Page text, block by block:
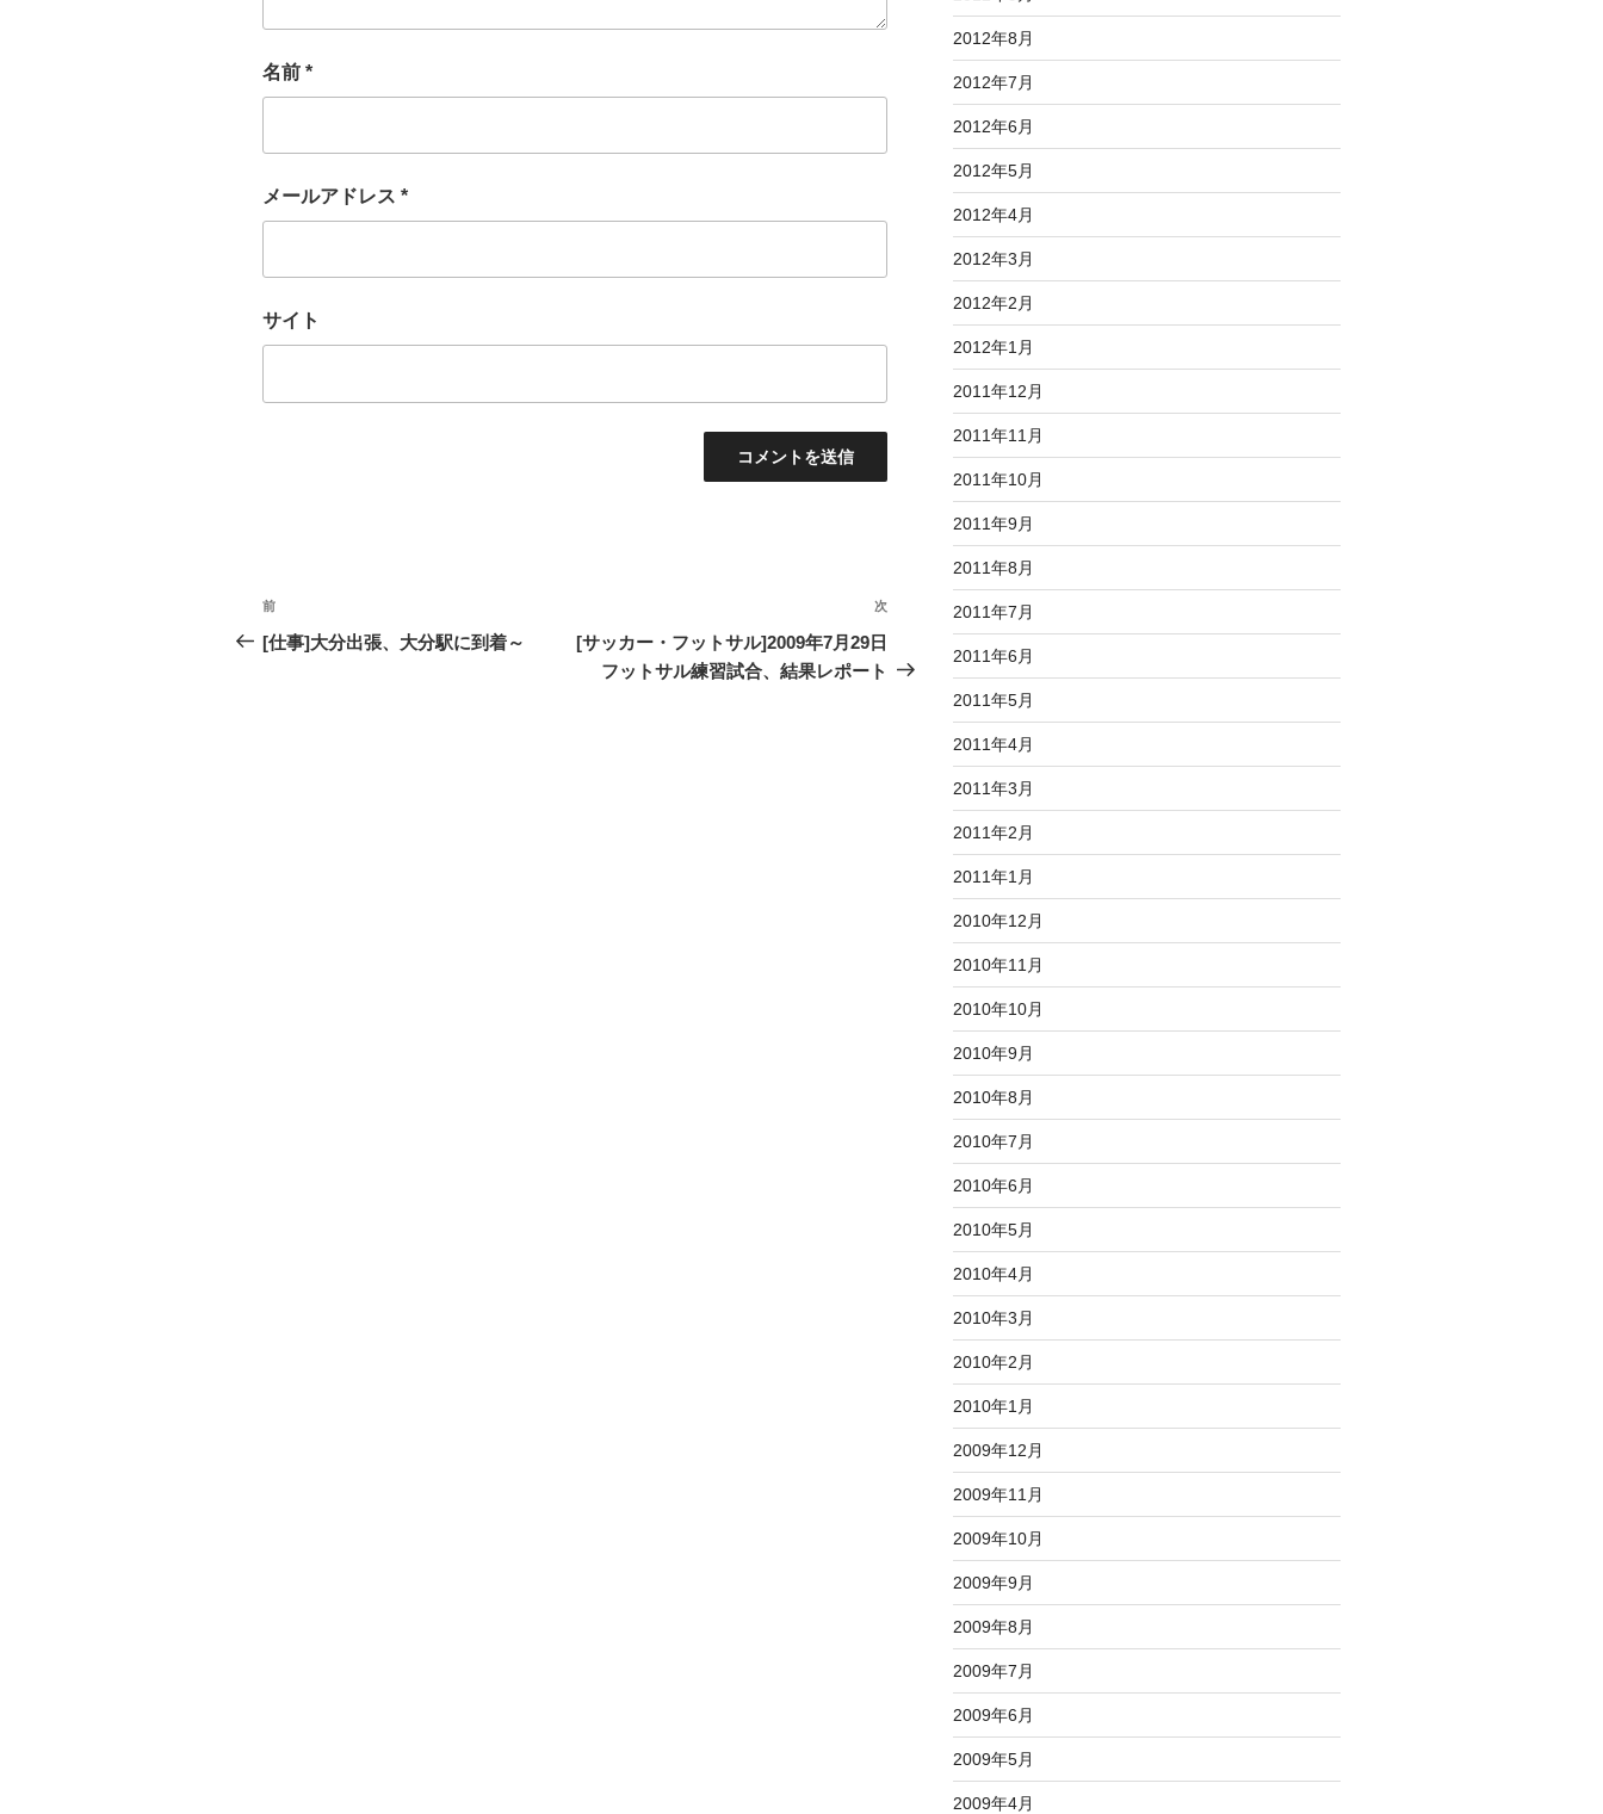
名前 *
メールアドレス *
サイト
投
稿
過
去
前
[仕事]大分出張、大分駅に到着～
投
次
[サッカー・フットサル]2009年7月29日
フットサル練習試合、結果レポート
2012年8月
2012年7月
2012年6月
2012年5月
2012年4月
2012年3月
2012年2月
2012年1月
2011年12月
2011年11月
2011年10月
2011年9月
2011年8月
2011年7月
2011年6月
2011年5月
2011年4月
2011年3月
2011年2月
2011年1月
2010年12月
2010年11月
2010年10月
2010年9月
2010年8月
2010年7月
2010年6月
2010年5月
2010年4月
2010年3月
2010年2月
2010年1月
2009年12月
2009年11月
2009年10月
2009年9月
2009年8月
2009年7月
2009年6月
2009年5月
2009年4月